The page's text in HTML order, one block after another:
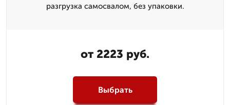
разгрузка самосвалом, без упаковки.
от 2223 руб.
Выбрать